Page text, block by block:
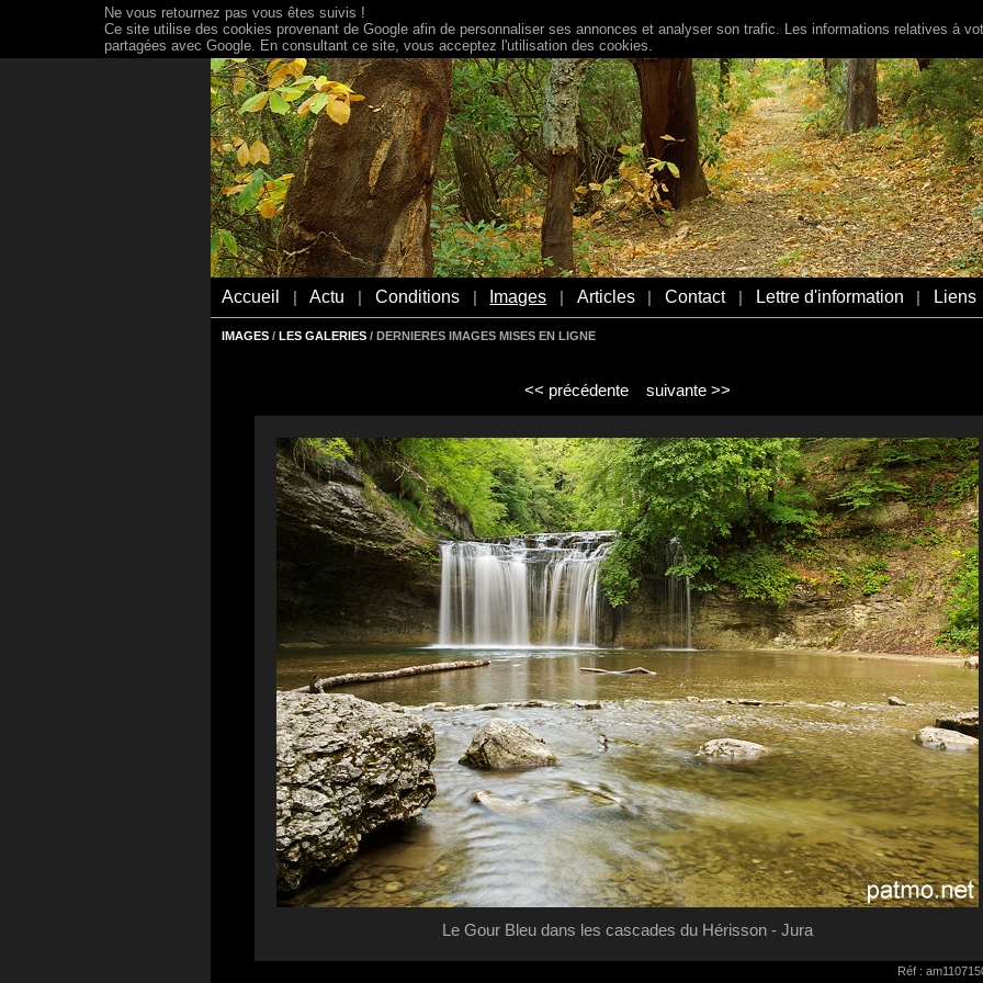
Accueil Actu Conditions Images Articles Contact Lettre d'information Liens
IMAGES / LES GALERIES / DERNIERES IMAGES MISES EN LIGNE
<< précédente suivante >>
Le Gour Bleu dans les cascades du Hérisson - Jura
Réf :
Ne vous retournez pas vous êtes suivis !
Ce site utilise des cookies provenant de Google afin de personnaliser ses annonces et analyser son trafic. Les informations relatives à
partagées avec Google. En consultant ce site, vous acceptez l'utilisation des cookies.